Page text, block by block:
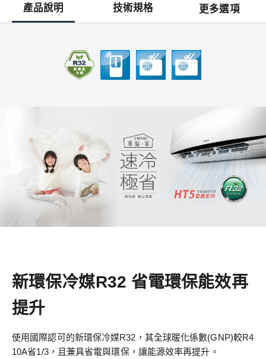
產品說明 技術規格 更多選項
新環保冷媒R32 省電環保能效再
提升
使用國際認可的新環保冷媒R32，其全球暖化係數(GNP)較R4
10A省1/3，且兼具省電與環保，讓能源效率再提升。